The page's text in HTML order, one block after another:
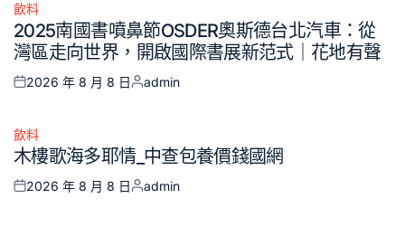
Posted
in
飲料
2025南國書噴鼻節OSDER奧斯德台北汽車：從
灣區走向世界，開啟國際書展新范式｜花地有聲
Posted
2026 年 8 月 8 日
Posted
admin
Posted
in
飲料
木樓歌海多耶情_中查包養價錢國網
Posted
2026 年 8 月 8 日
Posted
admin